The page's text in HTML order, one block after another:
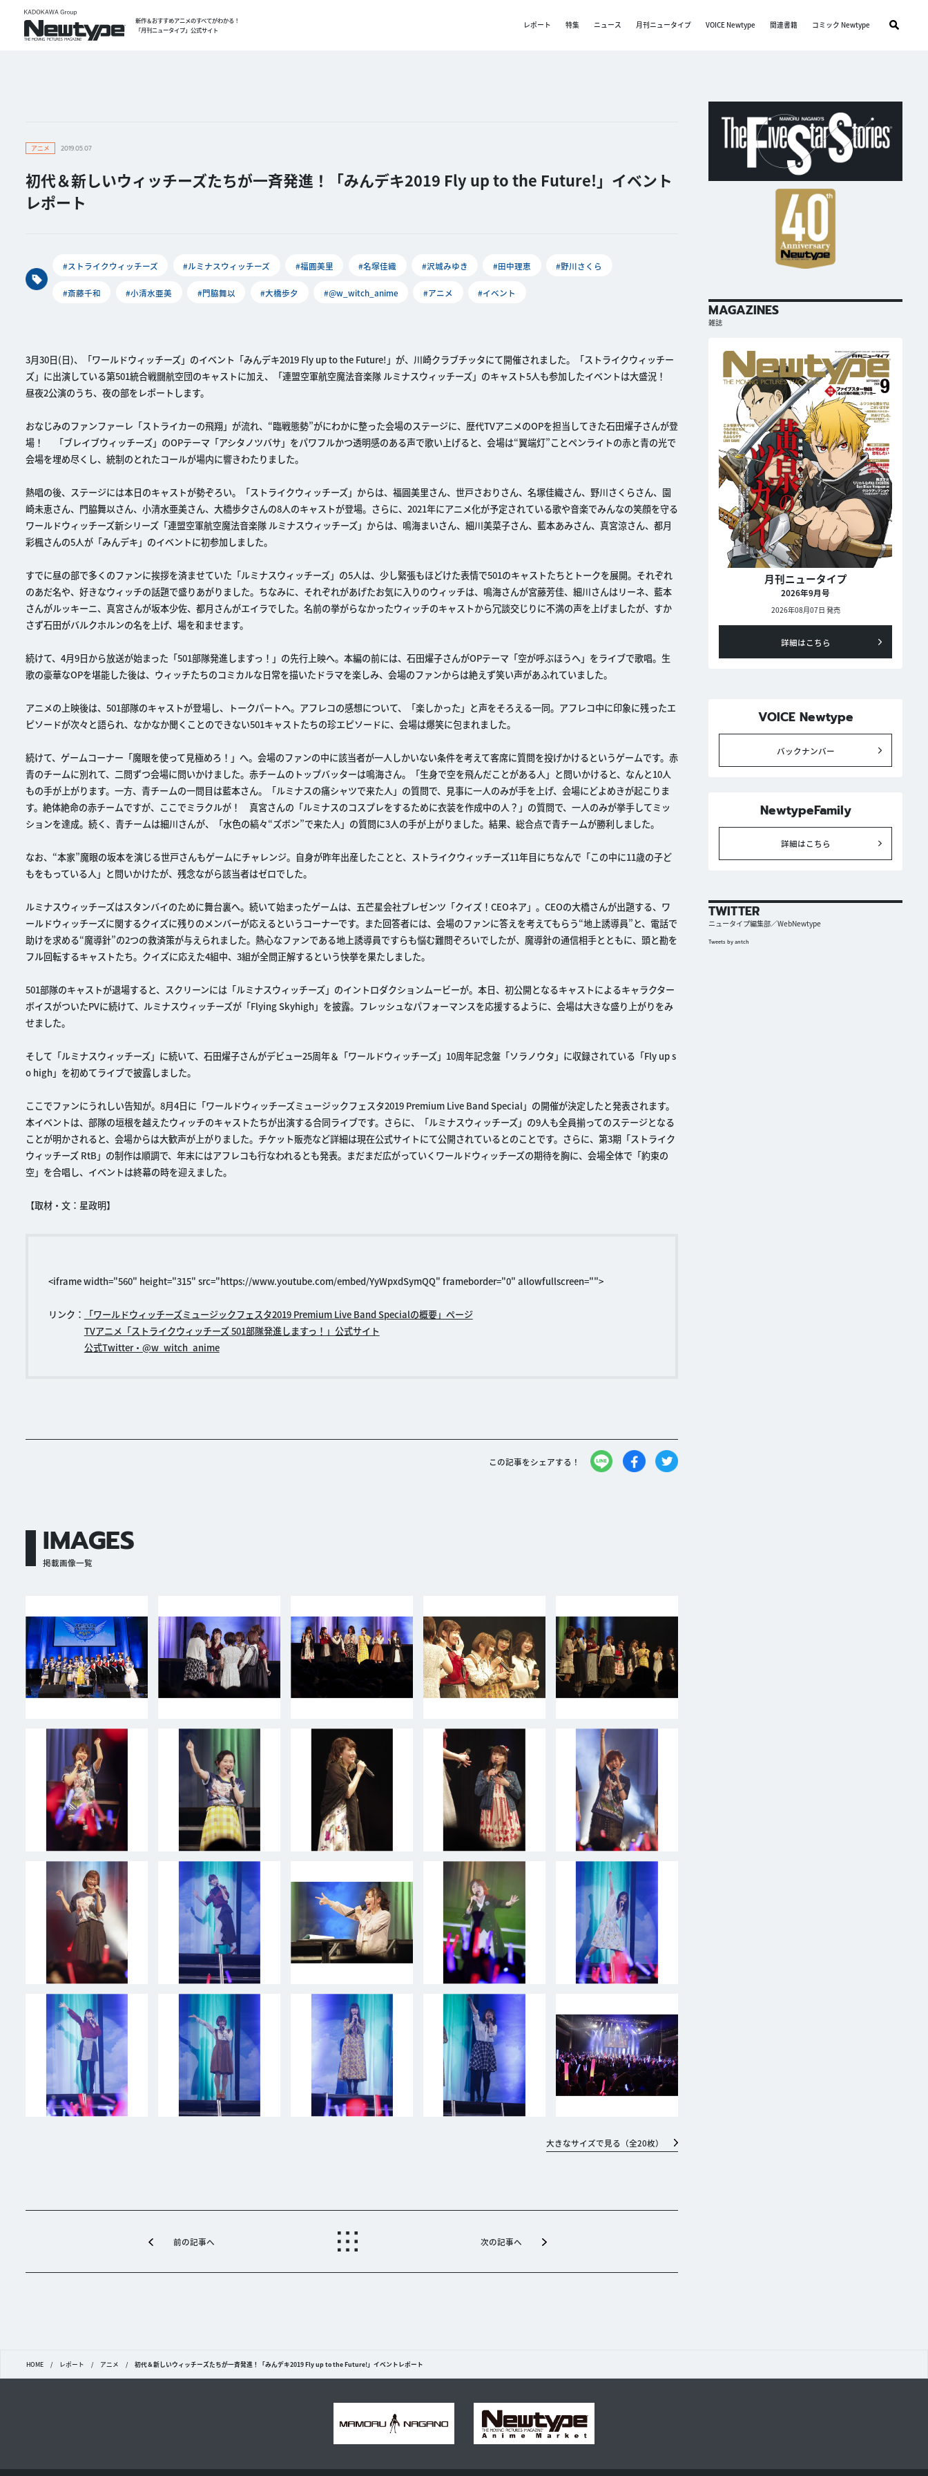
新作＆おすすめアニメのすべてがわかる！
「月刊ニュータイプ」公式サイト
レポート 特集 ニュース 月刊ニュータイプ VOICE Newtype 関連書籍 コミック Newtype
アニメ 2019.05.07
初代＆新しいウィッチーズたちが一斉発進！「みんデキ2019 Fly up to the Future!」イベント
レポート
#ストライクウィッチーズ #ルミナスウィッチーズ #福圓美里 #名塚佳織 #沢城みゆき #田中理恵 #野川さくら
#斎藤千和 #小清水亜美 #門脇舞以 #大橋歩夕 #@w_witch_anime #アニメ #イベント
3月30日(日)、「ワールドウィッチーズ」のイベント「みんデキ2019 Fly up to the Future!」が、川崎クラブチッタにて開催されました。「ストライクウィッチー
ズ」に出演している第501統合戦闘航空団のキャストに加え、「連盟空軍航空魔法音楽隊 ルミナスウィッチーズ」のキャスト5人も参加したイベントは大盛況！
昼夜2公演のうち、夜の部をレポートします。
おなじみのファンファーレ「ストライカーの飛翔」が流れ、“臨戦態勢”がにわかに整った会場のステージに、歴代TVアニメのOPを担当してきた石田燿子さんが登
場！ 「ブレイブウィッチーズ」のOPテーマ「アシタノツバサ」をパワフルかつ透明感のある声で歌い上げると、会場は“翼端灯”ことペンライトの赤と青の光で
会場を埋め尽くし、統制のとれたコールが場内に響きわたりました。
熱唱の後、ステージには本日のキャストが勢ぞろい。「ストライクウィッチーズ」からは、福圓美里さん、世戸さおりさん、名塚佳織さん、野川さくらさん、園
崎未恵さん、門脇舞以さん、小清水亜美さん、大橋歩夕さんの8人のキャストが登場。さらに、2021年にアニメ化が予定されている歌や音楽でみんなの笑顔を守る
ワールドウィッチーズ新シリーズ「連盟空軍航空魔法音楽隊 ルミナスウィッチーズ」からは、鳴海まいさん、細川美菜子さん、藍本あみさん、真宮涼さん、都月
彩楓さんの5人が「みんデキ」のイベントに初参加しました。
すでに昼の部で多くのファンに挨拶を済ませていた「ルミナスウィッチーズ」の5人は、少し緊張もほどけた表情で501のキャストたちとトークを展開。それぞれ
のあだ名や、好きなウィッチの話題で盛りあがりました。ちなみに、それぞれがあげたお気に入りのウィッチは、鳴海さんが宮藤芳佳、細川さんはリーネ、藍本
さんがルッキーニ、真宮さんが坂本少佐、都月さんがエイラでした。名前の挙がらなかったウィッチのキャストから冗談交じりに不満の声を上げましたが、すか
さず石田がバルクホルンの名を上げ、場を和ませます。
続けて、4月9日から放送が始まった「501部隊発進しますっ！」の先行上映へ。本編の前には、石田燿子さんがOPテーマ「空が呼ぶほうへ」をライブで歌唱。生
歌の豪華なOPを堪能した後は、ウィッチたちのコミカルな日常を描いたドラマを楽しみ、会場のファンからは絶えず笑い声があふれていました。
アニメの上映後は、501部隊のキャストが登場し、トークパートへ。アフレコの感想について、「楽しかった」と声をそろえる一同。アフレコ中に印象に残ったエ
ピソードが次々と語られ、なかなか聞くことのできない501キャストたちの珍エピソードに、会場は爆笑に包まれました。
続けて、ゲームコーナー「魔眼を使って見極めろ！」へ。会場のファンの中に該当者が一人しかいない条件を考えて客席に質問を投げかけるというゲームです。赤
青のチームに別れて、二問ずつ会場に問いかけました。赤チームのトップバッターは鳴海さん。「生身で空を飛んだことがある人」と問いかけると、なんと10人
もの手が上がります。一方、青チームの一問目は藍本さん。「ルミナスの痛シャツで来た人」の質問で、見事に一人のみが手を上げ、会場にどよめきが起こりま
す。絶体絶命の赤チームですが、ここでミラクルが！ 真宮さんの「ルミナスのコスプレをするために衣装を作成中の人？」の質問で、一人のみが挙手してミッ
ションを達成。続く、青チームは細川さんが、「水色の縞々“ズボン”で来た人」の質問に3人の手が上がりました。結果、総合点で青チームが勝利しました。
なお、“本家”魔眼の坂本を演じる世戸さんもゲームにチャレンジ。自身が昨年出産したことと、ストライクウィッチーズ11年目にちなんで「この中に11歳の子ど
もをもっている人」と問いかけたが、残念ながら該当者はゼロでした。
ルミナスウィッチーズはスタンバイのために舞台裏へ。続いて始まったゲームは、五芒星会社プレゼンツ「クイズ！CEOネア」。CEOの大橋さんが出題する、ワ
ールドウィッチーズに関するクイズに残りのメンバーが応えるというコーナーです。また回答者には、会場のファンに答えを考えてもらう“地上誘導員”と、電話で
助けを求める“魔導針”の2つの救済策が与えられました。熱心なファンである地上誘導員ですらも悩む難問ぞろいでしたが、魔導針の通信相手とともに、頭と勘を
フル回転するキャストたち。クイズに応えた4組中、3組が全問正解するという快挙を果たしました。
501部隊のキャストが退場すると、スクリーンには「ルミナスウィッチーズ」のイントロダクションムービーが。本日、初公開となるキャストによるキャラクター
ボイスがついたPVに続けて、ルミナスウィッチーズが「Flying Skyhigh」を披露。フレッシュなパフォーマンスを応援するように、会場は大きな盛り上がりをみ
せました。
そして「ルミナスウィッチーズ」に続いて、石田燿子さんがデビュー25周年＆「ワールドウィッチーズ」10周年記念盤「ソラノウタ」に収録されている「Fly up s
o high」を初めてライブで披露しました。
ここでファンにうれしい告知が。8月4日に「ワールドウィッチーズミュージックフェスタ2019 Premium Live Band Special」の開催が決定したと発表されます。
本イベントは、部隊の垣根を越えたウィッチのキャストたちが出演する合同ライブです。さらに、「ルミナスウィッチーズ」の9人も全員揃ってのステージとなる
ことが明かされると、会場からは大歓声が上がりました。チケット販売など詳細は現在公式サイトにて公開されているとのことです。さらに、第3期「ストライク
ウィッチーズ RtB」の制作は順調で、年末にはアフレコも行なわれるとも発表。まだまだ広がっていくワールドウィッチーズの期待を胸に、会場全体で「約束の
空」を合唱し、イベントは終幕の時を迎えました。
【取材・文：星政明】
<iframe width="560" height="315" src="https://www.youtube.com/embed/YyWpxdSymQQ" frameborder="0" allowfullscreen="">
リンク：
「ワールドウィッチーズミュージックフェスタ2019 Premium Live Band Specialの概要」ページ
TVアニメ「ストライクウィッチーズ 501部隊発進しますっ！」公式サイト
公式Twitter・@w_witch_anime
この記事をシェアする！
IMAGES
掲載画像一覧
大きなサイズで見る（全20枚）
前の記事へ 次の記事へ
MAGAZINES
雑誌
月刊ニュータイプ
2026年9月号
2026年08月07日 発売
詳細はこちら
VOICE Newtype
バックナンバー
NewtypeFamily
詳細はこちら
TWITTER
ニュータイプ編集部／WebNewtype
Tweets by antch
HOME / レポート / アニメ / 初代＆新しいウィッチーズたちが一斉発進！「みんデキ2019 Fly up to the Future!」イベントレポート